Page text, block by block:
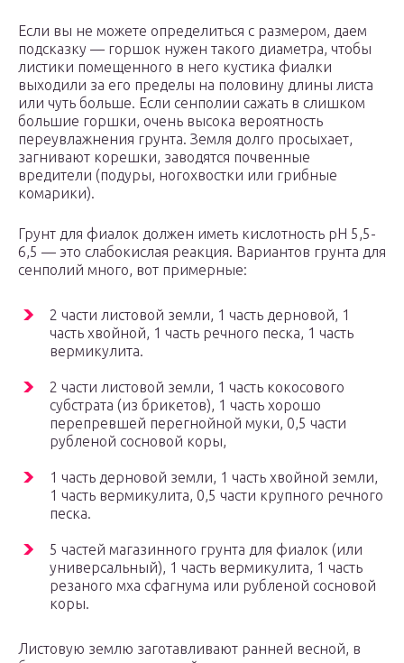
Если вы не можете определиться с размером, даем
подсказку — горшок нужен такого диаметра, чтобы
листики помещенного в него кустика фиалки
выходили за его пределы на половину длины листа
или чуть больше. Если сенполии сажать в слишком
большие горшки, очень высока вероятность
переувлажнения грунта. Земля долго просыхает,
загнивают корешки, заводятся почвенные
вредители (подуры, ногохвостки или грибные
комарики).
Грунт для фиалок должен иметь кислотность pH 5,5-
6,5 — это слабокислая реакция. Вариантов грунта для
сенполий много, вот примерные:
2 части листовой земли, 1 часть дерновой, 1
часть хвойной, 1 часть речного песка, 1 часть
вермикулита.
2 части листовой земли, 1 часть кокосового
субстрата (из брикетов), 1 часть хорошо
перепревшей перегнойной муки, 0,5 части
рубленой сосновой коры,
1 часть дерновой земли, 1 часть хвойной земли,
1 часть вермикулита, 0,5 части крупного речного
песка.
5 частей магазинного грунта для фиалок (или
универсальный), 1 часть вермикулита, 1 часть
резаного мха сфагнума или рубленой сосновой
коры.
Листовую землю заготавливают ранней весной, в